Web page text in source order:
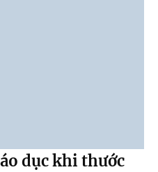
dục khi thước